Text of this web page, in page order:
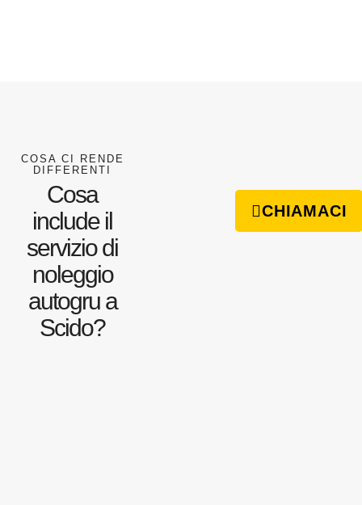
COSA CI RENDE
DIFFERENTI
Cosa
include il
servizio di
noleggio
autogru a
Scido?
CHIAMACI